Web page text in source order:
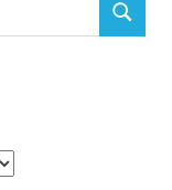
CERCA